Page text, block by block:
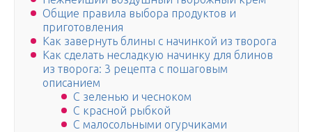
Общие правила выбора продуктов и
приготовления
Как завернуть блины с начинкой из творога
Как сделать несладкую начинку для блинов
из творога: 3 рецепта с пошаговым
описанием
С зеленью и чесноком
С красной рыбкой
С малосольными огурчиками